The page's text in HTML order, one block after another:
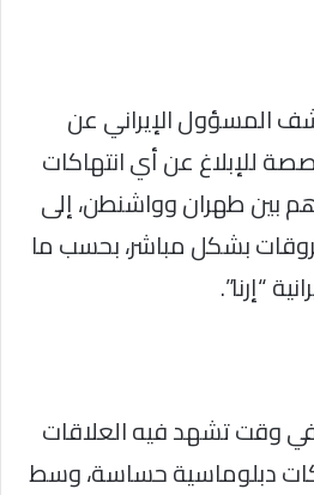
المسؤول الإيراني عن
للإبلاغ عن أي انتهاكات
بين طهران وواشنطن، إلى
بشكل مباشر، بحسب ما
“إرنا”.
وقت تشهد فيه العلاقات
دبلوماسية حساسة، وسط